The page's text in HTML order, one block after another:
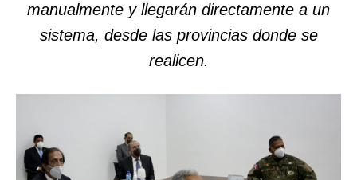
manualmente y llegarán directamente a un
sistema, desde las provincias donde se
realicen.